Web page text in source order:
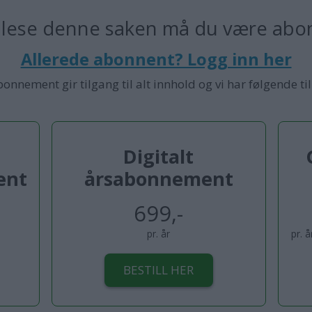
denne saken må du være
Allerede abonnent? Logg inn her
gir tilgang til alt innhold og vi har følgende
Digitalt
årsabonnement
699,-
pr. år
BESTILL HER
pr.